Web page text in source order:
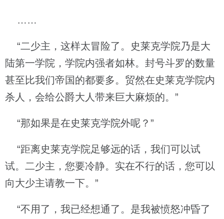
……
“二少主，这样太冒险了。史莱克学院乃是大
陆第一学院，学院内强者如林。封号斗罗的数量
甚至比我们帝国的都要多。贸然在史莱克学院内
杀人，会给公爵大人带来巨大麻烦的。”
“那如果是在史莱克学院外呢？”
“距离史莱克学院足够远的话，我们可以试
试。二少主，您要冷静。实在不行的话，您可以
向大少主请教一下。”
“不用了，我已经想通了。是我被愤怒冲昏了